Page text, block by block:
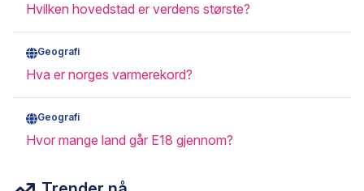
Hvilken hovedstad er verdens største?
Geografi
Hva er norges varmerekord?
Geografi
Hvor mange land går E18 gjennom?